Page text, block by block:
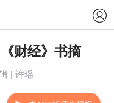
财经》书摘
| 许瑶